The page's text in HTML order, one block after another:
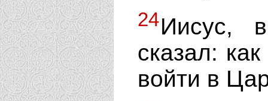
24Иисус,
сказал:
войти в